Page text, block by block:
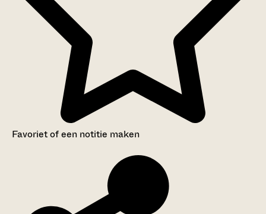
Favoriet of een notitie maken